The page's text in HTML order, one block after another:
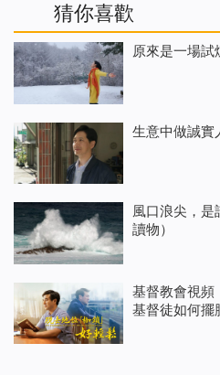
猜你喜歡
原來是一場試
風口浪尖，是
讀物）
基督教會視頻
基督徒如何擺